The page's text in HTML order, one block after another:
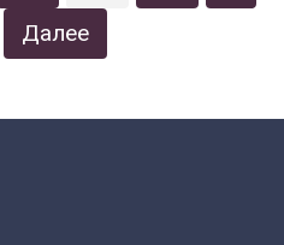
Далее